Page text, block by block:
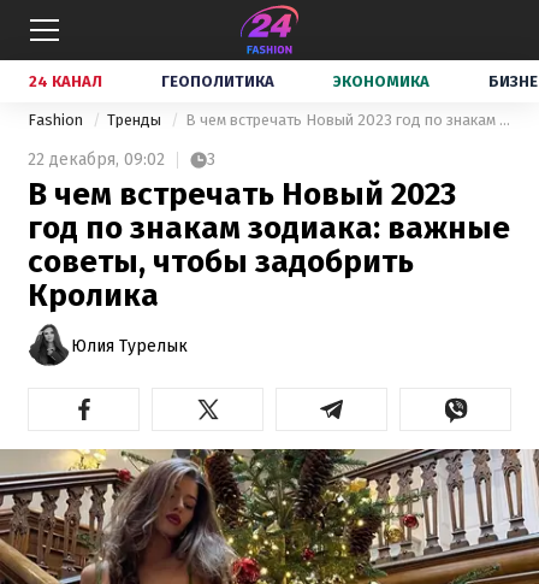
24 КАНАЛ ГЕОПОЛИТИКА ЭКОНОМИКА
Fashion Тренды В чем встречать Новый 2023 год по знакам зодиака: важные советы, чтобы задобрить Кролика
22 декабря, 09:02 3
В чем встречать Новый 2023
год по знакам зодиака: важные
советы, чтобы задобрить
Кролика
Юлия Турелык